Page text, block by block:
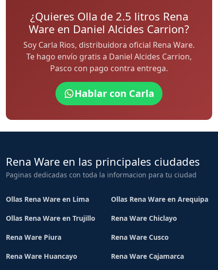
¿Quieres Olla de 2.5 litros Rena
Ware en Daniel Alcides Carrion?
Soy Carla Rios, distribuidora oficial Rena Ware.
Te hago envío gratis a Daniel Alcides Carrion,
Pasco con pago contra entrega.
Hablar con Carla
Rena Ware en las principales ciudades
Paginas dedicadas con toda la informacion para tu ciudad
Ollas Rena Ware en Lima Ollas Rena Ware en Arequipa
Ollas Rena Ware en Trujillo Rena Ware Chiclayo
Rena Ware Piura Rena Ware Cusco
Rena Ware Huancayo Rena Ware Cajamarca